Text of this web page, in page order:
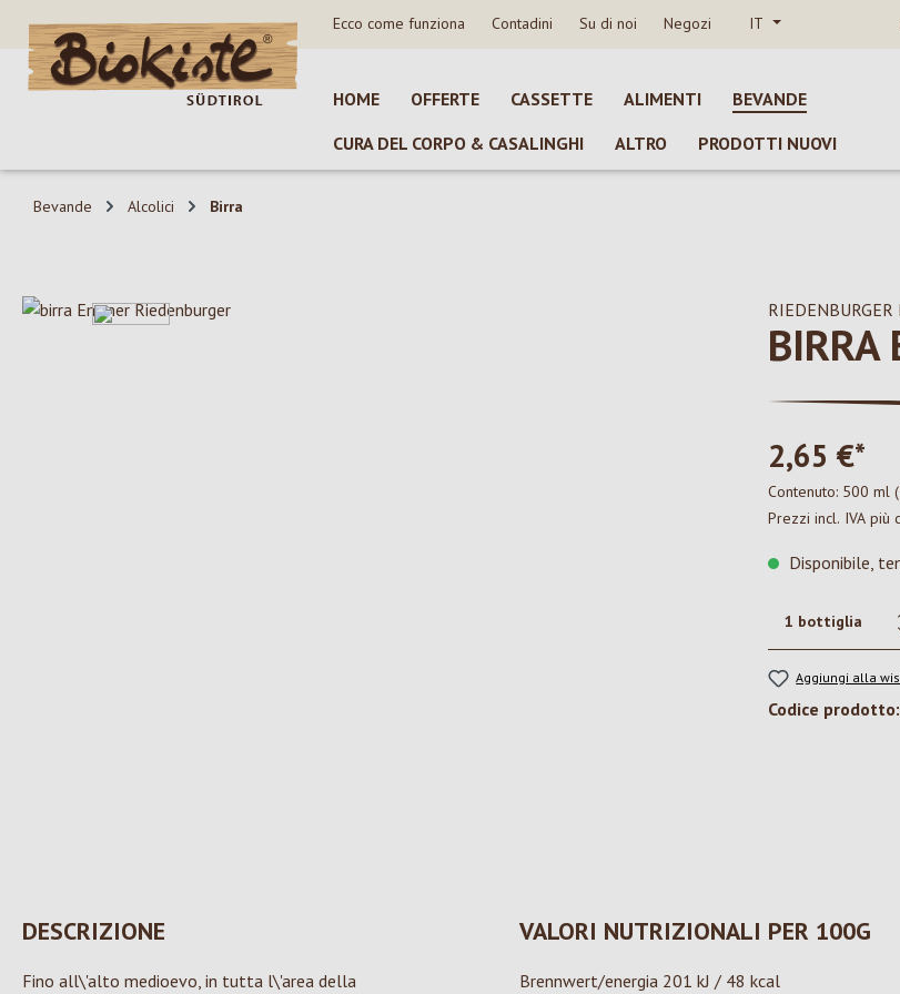
al contenuto principale
Salta alla ricerca
Passa alla navigazione principale Ecco come funziona Contadini Su di noi Negozi IT
HOME OFFERTE CASSETTE ALIMENTI
BEVANDE
CURA DEL CORPO & CASALINGHI
ALTRO PRODOTTI NUOVI
Bevande Alcolici Birra
Salta la galleria di immagini RIEDENBURGER
BIRRA
2,65 €*
Contenuto: 500 ml
Prezzi incl. IVA più
Disponibile,
Aggiungi alla
Codice prodotto:
DESCRIZIONE
Fino all\'alto medioevo, in tutta l\'area della
VALORI NUTRIZIONALI PER 100G
Brennwert/energia 201 kJ / 48 kcal